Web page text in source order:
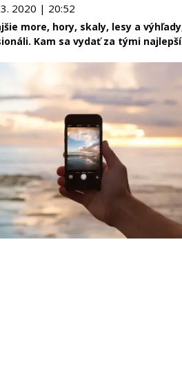
2020 | 20:52
more, hory, skaly, lesy a
Kam sa vydať za tými